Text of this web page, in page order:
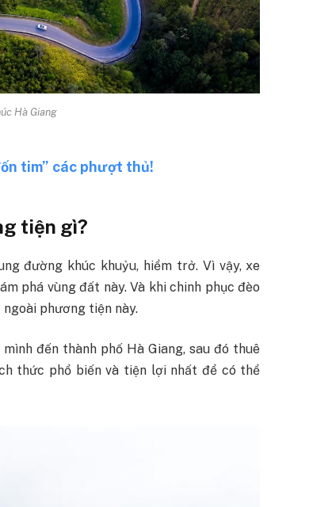
Hà Giang
tim” các phượt thủ!
tiện gì?
đường khúc khuỷu, hiểm trở. Vì vậy, xe
phá vùng đất này. Và khi chinh phục đèo
phương tiện này.
đến thành phố Hà Giang, sau đó thuê
thức phổ biến và tiện lợi nhất để có thể